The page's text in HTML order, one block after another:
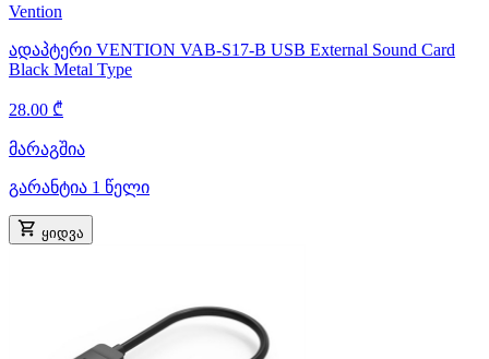
Vention
ადაპტერი VENTION VAB-S17-B USB External Sound Card
Black Metal Type
28.00 ₾
მარაგშია
გარანტია 1 წელი
ყიდვა